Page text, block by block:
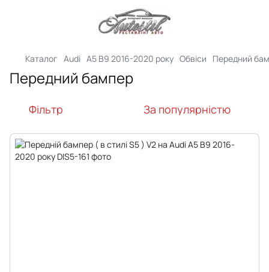
Каталог Audi A5 B9 2016-2020 року Обвіси Передний
Передний бампер
Фільтр За популярністю